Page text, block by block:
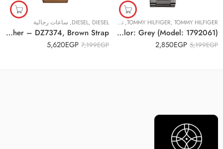
TOMMY HILFIGER, TOMMY HILFIGER
, تصفيات حصرية ,ساعات رجالية
Original Tommy Hilfiger Men’s Multifunction Stainless Steel Case and Link Bracelet Watch, Color: Grey (Model: 1792061)
5,199EGP
2,850EGP
DIESEL, DIESEL
, ساعات رجالية
Original Diesel Casual Watch For Men Analog Leather – DZ7374, Brown Strap
7,199EGP
5,620EGP